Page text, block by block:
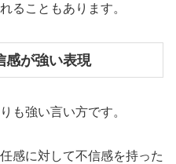
ることもあります。
感が強い表現
も強い言い方です。
感に対して不信感を持った